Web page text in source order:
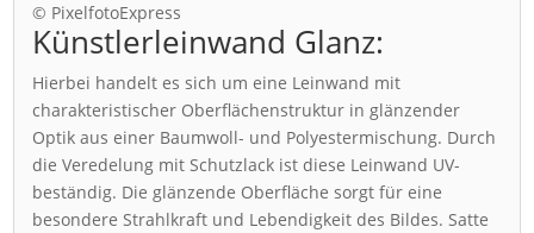
© PixelfotoExpress
Künstlerleinwand Glanz:
Hierbei handelt es sich um eine Leinwand mit
charakteristischer Oberflächenstruktur in glänzender
Optik aus einer Baumwoll- und Polyestermischung. Durch
die Veredelung mit Schutzlack ist diese Leinwand UV-
beständig. Die glänzende Oberfläche sorgt für eine
besondere Strahlkraft und Lebendigkeit des Bildes. Satte